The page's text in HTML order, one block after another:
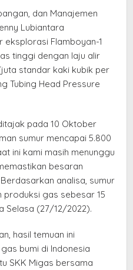
dan Manajemen
Lubiantara
eksplorasi Flamboyan-1
tinggi dengan laju alir
standar kaki kubik per
Tubing Head Pressure
pada 10 Oktober
sumur mencapai 5.800
ini kami masih menunggu
besaran
analisa, sumur
produksi gas sebesar 15
Selasa (27/12/2022).
hasil temuan ini
bumi di Indonesia
SKK Migas bersama